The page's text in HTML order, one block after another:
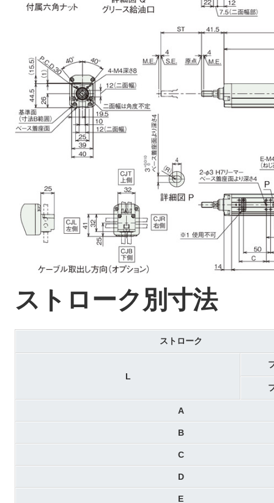
ストローク別寸法
ストローク
L
A
B
C
D
E